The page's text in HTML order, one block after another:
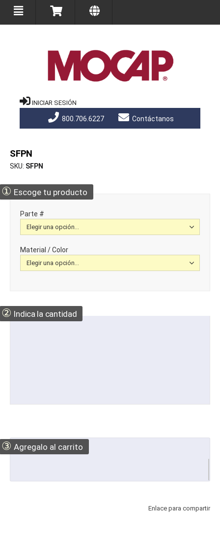
INICIAR SESIÓN
800.706.6227 Contáctanos
SFPN
SKU SFPN
① Escoge tu producto
Parte #
Material / Color
② Indica la cantidad
③ Agregalo al carrito
Enlace para compartir